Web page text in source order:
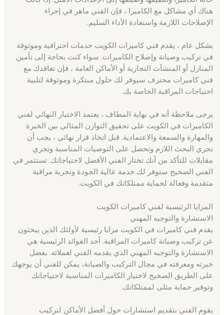
هناك أي مشاكل مع الكاميرا ، فإن الفني ماهر في إجراء
الإصلاحات اللازمة واستعادة الأداء السليم.
بشكل عام ، يقدم فني كاميرات الكويت خدمات احترافية وموثوقة
في تركيب وصيانة وإصلاح الكاميرات. سواء كنت بحاجة إلى تأمين
المنازل أو المنشآت التجارية أو الأماكن العامة ، فإن تعاقدك مع
فني كاميرات محترف سيوفر لك حلول مبتكرة وموثوقة لتلبية
احتياجات المراقبة الخاصة بك.
يرجى ملاحظة أنه في نهاية المطاف ، يعتمد الاختيار النهائي لفني
الكاميرات في الكويت على تحقيق التوازن المثالي بين الخبرة
والمهارة والسمعة والاعتمادية. قبل اتخاذ قرار نهائي ، يجب أن
تجري البحث اللازم وتحصل على التوصيات المناسبة وتجري
مقابلات للتأكد من أنك تختار الفني الأفضل لاحتياجاتك. تستثمر في
الفني الصحيح ستوفر لك خدمة عالية الجودة وتجربة مراقبة
متقدمة وفعالة لحماية ممتلكاتك في الكويت.
المزايا الرئيسية لفني كاميرات الكويت
الاستشارة والتوجيه المهني
يقدم فني كاميرات في الكويت مزايا رئيسية لأولئك الذين يبحثون
عن تركيب وصيانة كاميرات المراقبة. أحد الفوائد الرئيسية هي
الاستشارة والتوجيه المهني الذي يقدمه الفني لعملائه. بفضل
خبرته ومعرفته في مجال التركيب والصيانة، يمكن للفني أن يوجهك
على الطريق الصحيح لاختيار الكاميرات المناسبة لاحتياجاتك
وتوفير حماية مثلى لممتلكاتك.
يقوم الفني بتقديم استشارات حول أفضل الأماكن لتركيب